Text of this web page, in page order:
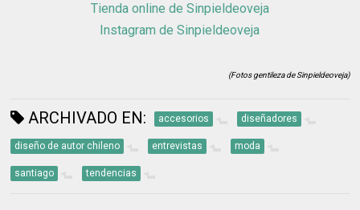
Tienda online de Sinpieldeoveja
Instagram de Sinpieldeoveja
(Fotos gentileza de Sinpieldeoveja)
ARCHIVADO EN: accesorios diseñadores
diseño de autor chileno entrevistas moda
santiago tendencias